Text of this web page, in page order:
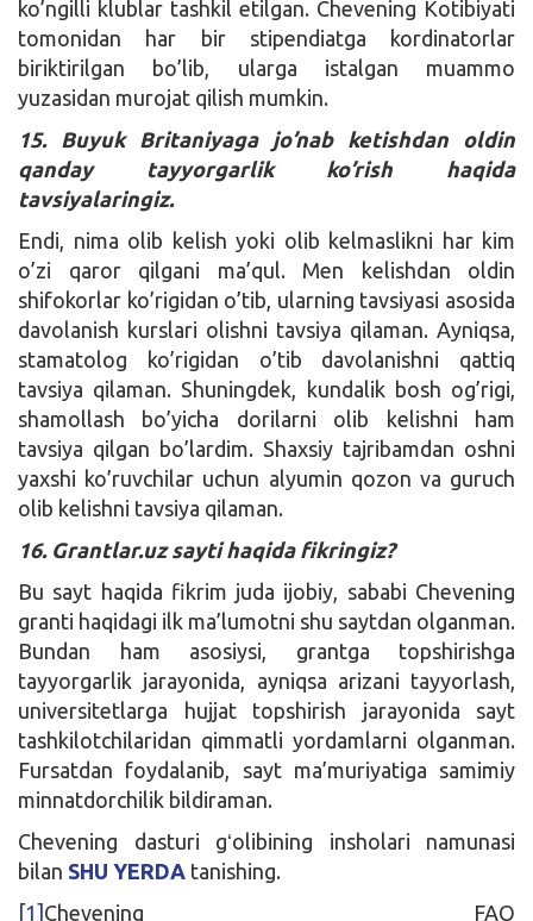
ko’ngilli klublar tashkil etilgan. Chevening Kotibiyati
tomonidan har bir stipendiatga kordinatorlar
biriktirilgan bo’lib, ularga istalgan muammo
yuzasidan murojat qilish mumkin.
15. Buyuk Britaniyaga jo’nab ketishdan oldin
qanday tayyorgarlik ko’rish haqida
tavsiyalaringiz.
Endi, nima olib kelish yoki olib kelmaslikni har kim
o’zi qaror qilgani ma’qul. Men kelishdan oldin
shifokorlar ko’rigidan o’tib, ularning tavsiyasi asosida
davolanish kurslari olishni tavsiya qilaman. Ayniqsa,
stamatolog ko’rigidan o’tib davolanishni qattiq
tavsiya qilaman. Shuningdek, kundalik bosh og’rigi,
shamollash bo’yicha dorilarni olib kelishni ham
tavsiya qilgan bo’lardim. Shaxsiy tajribamdan oshni
yaxshi ko’ruvchilar uchun alyumin qozon va guruch
olib kelishni tavsiya qilaman.
16. Grantlar.uz sayti haqida fikringiz?
Bu sayt haqida fikrim juda ijobiy, sababi Chevening
granti haqidagi ilk ma’lumotni shu saytdan olganman.
Bundan ham asosiysi, grantga topshirishga
tayyorgarlik jarayonida, ayniqsa arizani tayyorlash,
universitetlarga hujjat topshirish jarayonida sayt
tashkilotchilaridan qimmatli yordamlarni olganman.
Fursatdan foydalanib, sayt ma’muriyatiga samimiy
minnatdorchilik bildiraman.
Chevening dasturi gʻolibining insholari namunasi
bilan SHU YERDA tanishing.
[1] Chevening FAQ